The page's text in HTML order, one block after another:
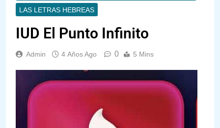
LAS LETRAS HEBREAS
IUD El Punto Infinito
Admin 4 Años Ago 0 5 Mins